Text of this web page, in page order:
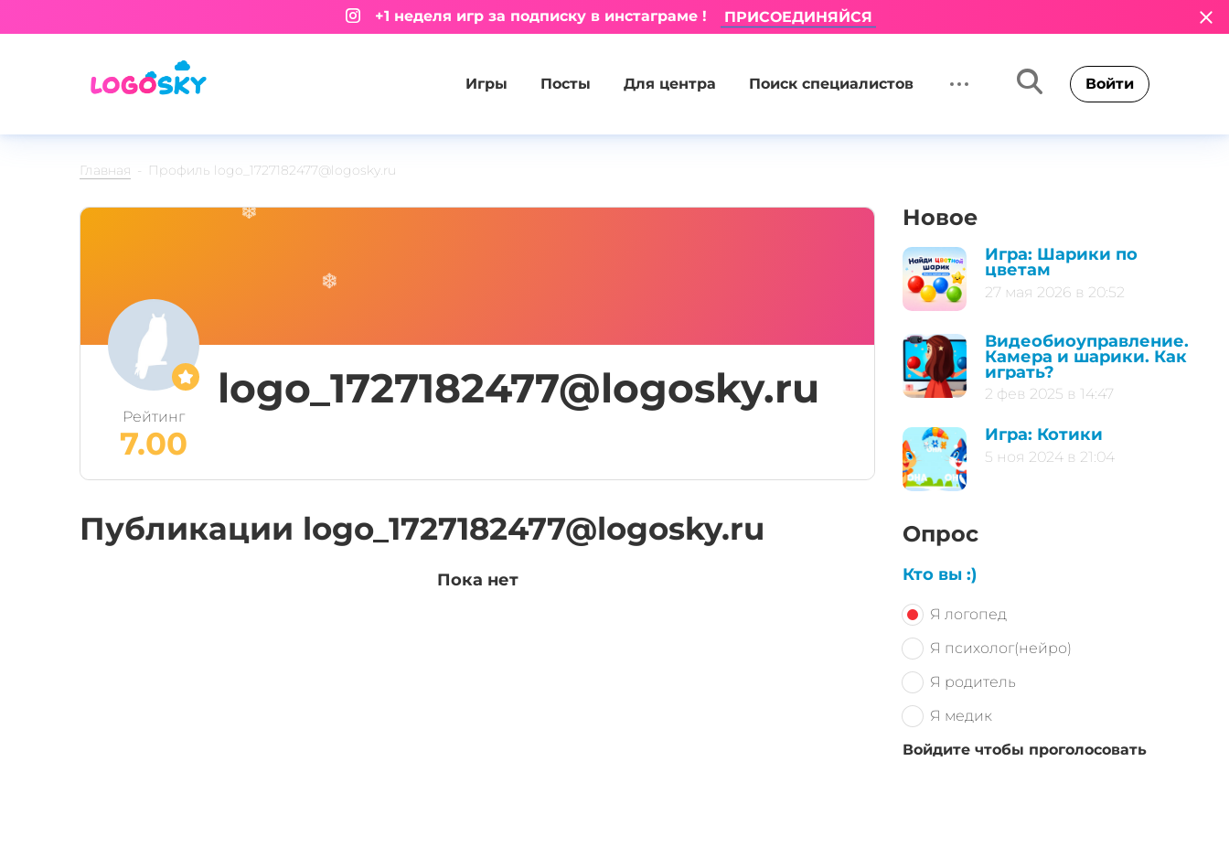
+1 неделя игр за подписку в инстаграме ! ПРИСОЕДИНЯЙСЯ
Игры Посты Для центра Поиск специалистов Войти
Главная Профиль logo_1727182477@logosky.ru
Рейтинг
7.00
logo_1727182477@logosky.ru
Публикации logo_1727182477@logosky.ru
Пока нет
Новое
Игра: Шарики по
цветам
27 мая 2026 в 20:52
Видеобиоуправление.
Камера и шарики. Как
играть?
2 фев 2025 в 14:47
Игра: Котики
5 ноя 2024 в 21:04
Опрос
Кто вы :)
Я логопед
Я психолог(нейро)
Я родитель
Я медик
Войдите чтобы проголосовать